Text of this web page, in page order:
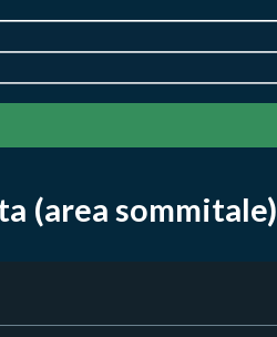
(area sommitale)